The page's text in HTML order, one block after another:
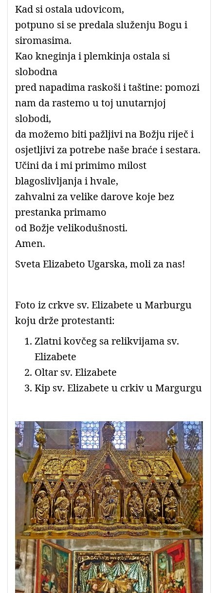
Kad si ostala udovicom,
potpuno si se predala služenju Bogu i
siromasima.
Kao kneginja i plemkinja ostala si
slobodna
pred napadima raskoši i taštine: pomozi
nam da rastemo u toj unutarnjoj
slobodi,
da možemo biti pažljivi na Božju riječ i
osjetljivi za potrebe naše braće i sestara.
Učini da i mi primimo milost
blagoslivljanja i hvale,
zahvalni za velike darove koje bez
prestanka primamo
od Božje velikodušnosti.
Amen.
Sveta Elizabeto Ugarska, moli za nas!
Foto iz crkve sv. Elizabete u Marburgu
koju drže protestanti:
Zlatni kovčeg sa relikvijama sv.
Elizabete
Oltar sv. Elizabete
Kip sv. Elizabete u crkiv u Margurgu